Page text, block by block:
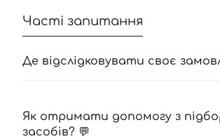
Часті запитання
Де відслідковувати своє
Як отримати допомогу з
засобів? 💬